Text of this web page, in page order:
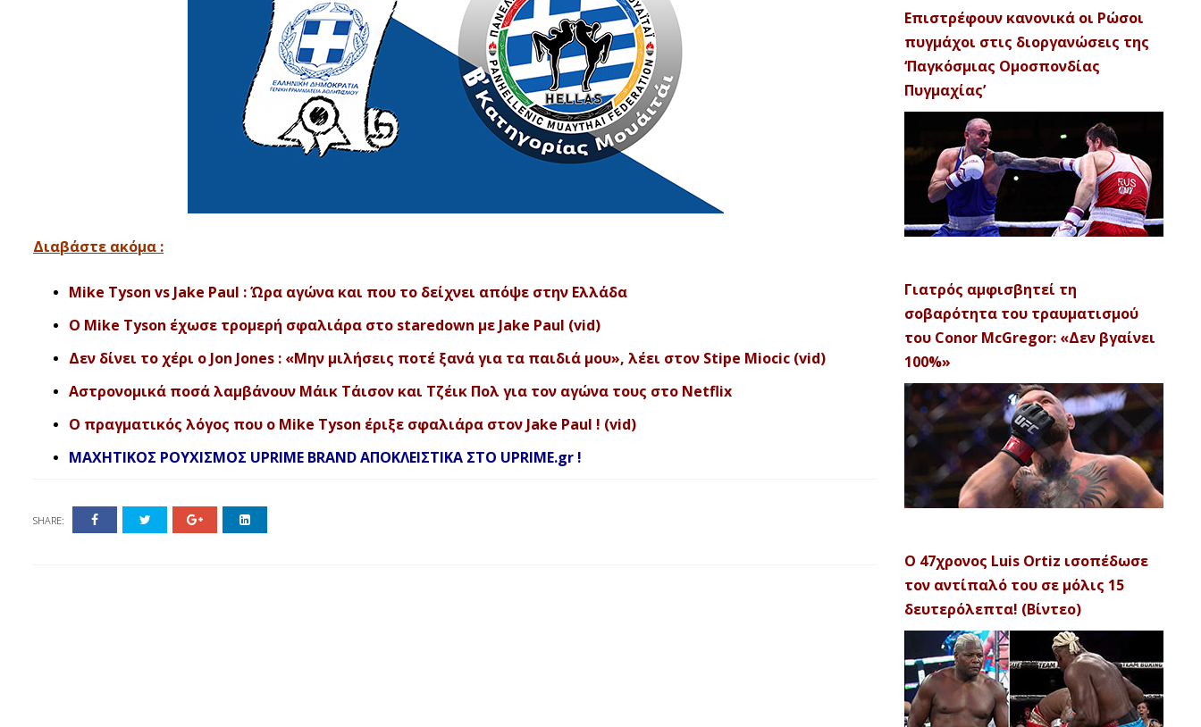
Διαβάστε ακόμα :
Mike Tyson vs Jake Paul : Ώρα αγώνα και που το δείχνει απόψε στην Ελλάδα
O Mike Tyson έχωσε τρομερή σφαλιάρα στο staredown με Jake Paul (vid)
Δεν δίνει το χέρι ο Jon Jones : «Μην μιλήσεις ποτέ ξανά για τα παιδιά μου», λέει στον Stipe Miocic (vid)
Αστρονομικά ποσά λαμβάνουν Μάικ Τάισον και Τζέικ Πολ για τον αγώνα τους στο Netflix
Ο πραγματικός λόγος που ο Mike Tyson έριξε σφαλιάρα στον Jake Paul ! (vid)
ΜΑΧΗΤΙΚΟΣ ΡΟΥΧΙΣΜΟΣ UPRIME BRAND ΑΠΟΚΛΕΙΣΤΙΚΑ ΣΤΟ UPRIME.gr !
SHARE:
Επιστρέφουν κανονικά οι Ρώσοι
πυγμάχοι στις διοργανώσεις της
‘Παγκόσμιας Ομοσπονδίας
Πυγμαχίας’
Γιατρός αμφισβητεί τη
σοβαρότητα του τραυματισμού
του Conor McGregor: «Δεν βγαίνει
100%»
Ο 47χρονος Luis Ortiz ισοπέδωσε
τον αντίπαλό του σε μόλις 15
δευτερόλεπτα! (Βίντεο)